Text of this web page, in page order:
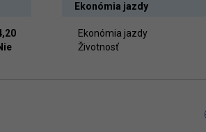
Ekonómia jazdy
Ekonómia jazdy
Životnosť